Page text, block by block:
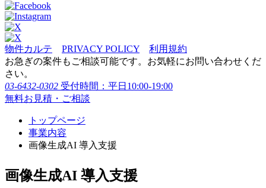
物件カルテ PRIVACY POLICY
利用規約
お急ぎの案件もご相談可能です。お気軽にお問い合わせくだ
さい。
03-6432-0302 受付時間：平日10:00-19:00
無料お見積・ご相談
トップページ
事業内容
画像生成AI 導入支援
画像生成AI 導入支援